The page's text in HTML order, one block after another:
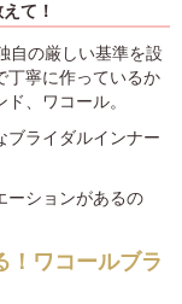
て！
自の厳しい基準を設
丁寧に作っているか
、ワコール。
ブライダルインナー
ーションがあるの
ワコールブラ